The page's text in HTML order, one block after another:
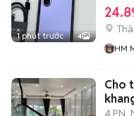
1 phút trước 4
HM
Cho
4 PN